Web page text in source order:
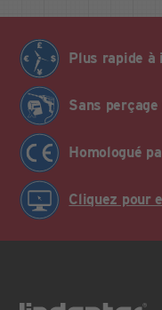
Plus rapide à
Sans
Homologué
Cliquez pour